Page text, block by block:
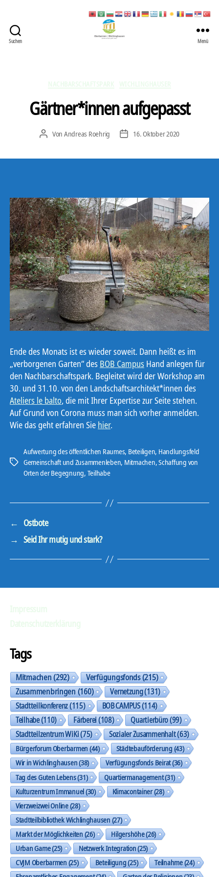
Suchen Menü
Gärtner*innen aufgepasst
Beitragsautor
Von Andreas Roehrig Veröffentlichungsdatum
16. Oktober 2020
Ende des Monats ist es wieder soweit. Dann heißt es im
„verborgenen Garten“ des BOB Campus Hand anlegen für
den Nachbarschaftspark. Begleitet wird der Workshop am
30. und 31.10. von den Landschaftsarchitekt*innen des
Ateliers le balto, die mit Ihrer Expertise zur Seite stehen.
Auf Grund von Corona muss man sich vorher anmelden.
Wie das geht erfahren Sie hier.
Schlagwörter
Aufwertung des öffentlichen Raumes, Beteiligen, Handlungsfeld
Gemeinschaft und Zusammenleben, Mitmachen,Schaffung von
Orten der Begegnung, Teilhabe
← Ostbote
→ Seid Ihr mutig und stark?
Tags
Mitmachen(292) Verfügungsfonds(215)
Zusammenbringen(160) Vernetzung(131)
Stadtteilkonferenz(115) BOB CAMPUS(114)
Teilhabe(110) Färberei(108) Quartierbüro(99)
Stadtteilzentrum WiKi(75) Sozialer Zusammenhalt(63)
Bürgerforum Oberbarmen(44) Städtebauförderung(43)
Wir in Wichlinghausen(38) Verfügungsfonds Beirat(36)
Tag des Guten Lebens(31) Quartiermanagement(31)
Kulturzentrum Immanuel(30) Klimacontainer(28)
Vierzweizwei Online(28)
Stadtteilbibliothek Wichlinghausen(27)
Markt der Möglichkeiten(26) Hilgershöhe(26)
Urban Game(25) Netzwerk Integration(25)
CVJM Oberbarmen(25) Beteiligung(25) Teilnahme(24)